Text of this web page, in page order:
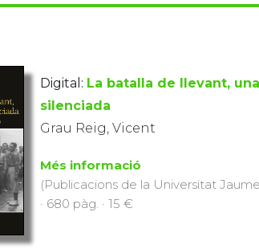
Digital: La batalla de llevant,
silenciada
Grau Reig, Vicent
Més informació
(Publicacions de la Universitat Jaume
· 680 pàg. · 15 €